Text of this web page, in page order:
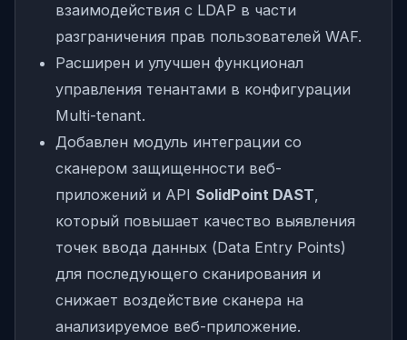
взаимодействия с LDAP в части
разграничения прав пользователей WAF.
Расширен и улучшен функционал
управления тенантами в конфигурации
Multi-tenant.
Добавлен модуль интеграции со
сканером защищенности веб-
приложений и API SolidPoint DAST,
который повышает качество выявления
точек ввода данных (Data Entry Points)
для последующего сканирования и
снижает воздействие сканера на
анализируемое веб-приложение.